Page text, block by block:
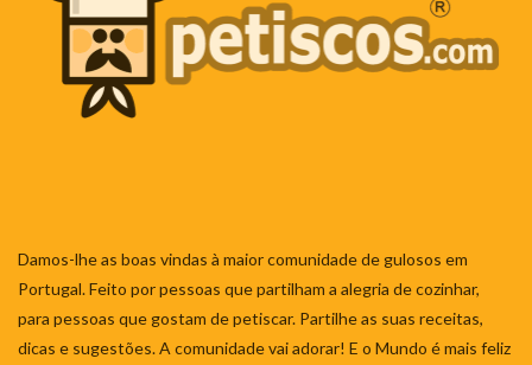
Damos-lhe as boas vindas à maior comunidade de gulosos em
Portugal. Feito por pessoas que partilham a alegria de cozinhar,
para pessoas que gostam de petiscar. Partilhe as suas receitas,
dicas e sugestões. A comunidade vai adorar! E o Mundo é mais feliz